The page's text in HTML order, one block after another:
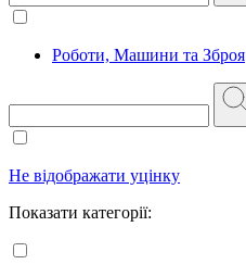
Роботи, Машини та Зброя
Не відображати уцінку
Показати категорії: